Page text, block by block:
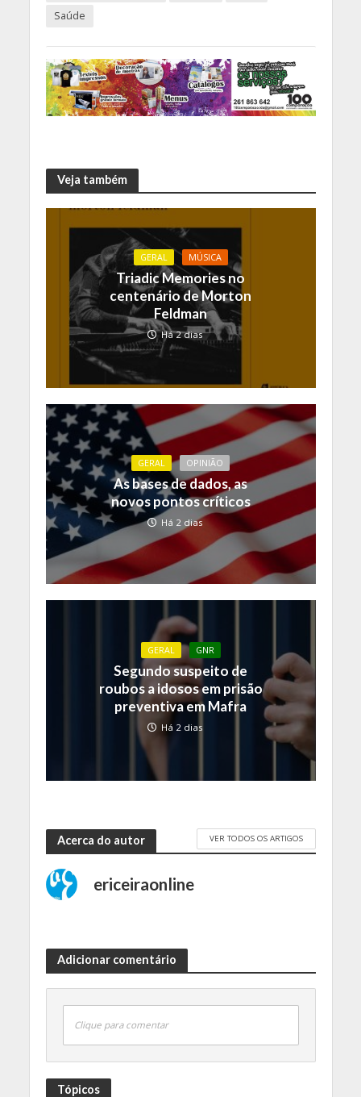
Saúde
Veja também
GERAL MÚSICA
Triadic Memories no
centenário de Morton
Feldman
Há 2 dias
GERAL OPINIÃO
As bases de dados, as
novos pontos críticos
Há 2 dias
GERAL GNR
Segundo suspeito de
roubos a idosos em prisão
preventiva em Mafra
Há 2 dias
Acerca do autor VER TODOS OS ARTIGOS
ericeiraonline
Adicionar comentário
Clique para comentar
Tópicos